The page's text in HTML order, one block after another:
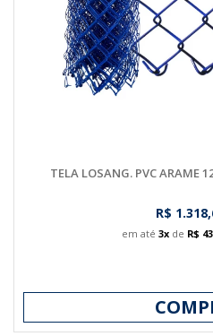
TELA LOSANG. PVC ARAME
R$
em até 3xde R$